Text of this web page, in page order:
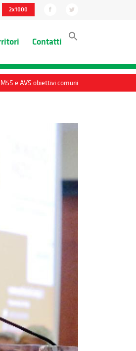
2x1000
Contatti
e AVS obiettivi comuni